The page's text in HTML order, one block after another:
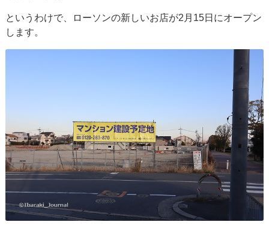
というわけで、ローソンの新しいお店が2月15日にオープン
します。